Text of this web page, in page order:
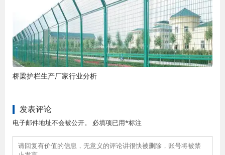
桥梁护栏生产厂家行业分析
发表评论
电子邮件地址不会被公开。 必填项已用*标注